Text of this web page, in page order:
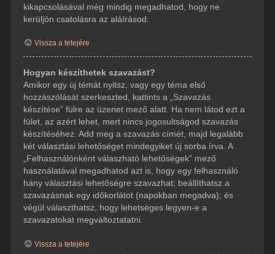
kikapcsolásával még mindig megadhatod, hogy ne
kerüljön csatolásra az aláírásod.
Vissza a tetejére
Hogyan készíthetek szavazást?
Amikor egy új témát nyitsz, vagy egy téma első
hozzászólását szerkeszted, kattints a „Szavazás
készítése” fülre az üzenet mező alatt. Ha nem látod ezt a
fület, az azért lehet, mert nincs jogosultságod szavazás
készítéséhez. Add meg a szavazás címét, majd legalább
két választási lehetőséget mindegyiket új sorba írva. A
„Felhasználónként válaszható lehetőségek” mező
használatával megadhatod azt is, hogy egy felhasználó
hány választási lehetőségre szavazhat; beállíthatsz a
szavazásnak egy időkorlátot (napokban megadva); és
végül választhatsz, hogy lehetséges legyen-e a
szavazatokat megváltoztatatni.
Vissza a tetejére